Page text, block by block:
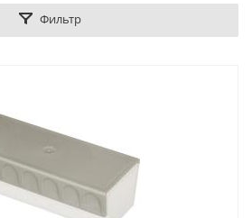
Фильтр